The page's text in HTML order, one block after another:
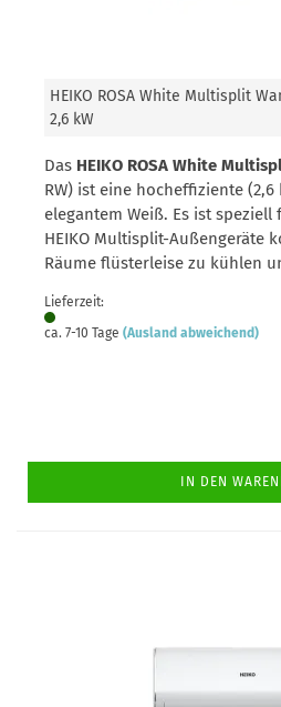
HEIKO ROSA White Multisplit
2,6 kW
Das HEIKO ROSA White
RW) ist eine hocheffiziente
elegantem Weiß. Es ist
HEIKO Multisplit-Außengeräte
Räume flüsterleise zu kühlen
Lieferzeit:
ca. 7-10 Tage (Ausland abweichend)
IN DEN